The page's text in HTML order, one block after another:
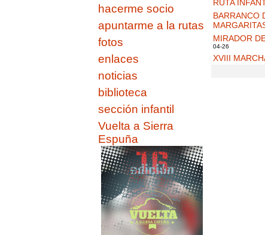
hacerme socio
apuntarme a la rutas
fotos
enlaces
noticias
biblioteca
sección infantil
Vuelta a Sierra
Espuña
RUTA
BARRANCO
MIRADOR
04-26
XVIII